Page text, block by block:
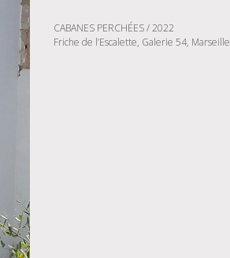
CABANES PERCHÉES / 2022
Friche de l’Escalette, Galerie 54, Marseille